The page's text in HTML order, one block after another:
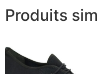
Produits